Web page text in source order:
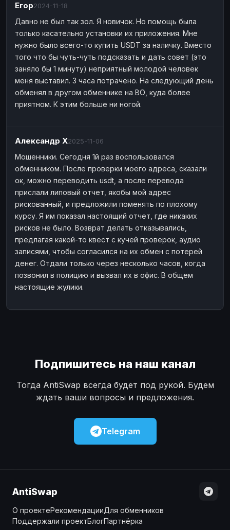
Егор2024-11-18
Давно не был так зол. Я новичок. Но помощь была
только касательно установки их приложения. Мне
нужно было всего-то купить USDT за наличку. Вместо
того что бы чуть-чуть подсказать и дать совет (это
заняло бы 1 минуту) неприятный молодой человек
меня выставил. 3 часа потрачено. На следующий день
обменял в другом обменнике на ВО, куда более
приятном. К этим больше ни ногой.
Александр Х2025-11-06
Мошенники. Сегодня 1й раз воспользовался
обменником. После проверки моего адреса, сказали
ок, можно переводить usdt, а после перевода
прислали липовый отчет, якобы мой адрес
рискованный, и предложили поменять по плохому
курсу. Я им показал настоящий отчет, где никаких
рисков не было. Возврат делать отказывались,
предлагая какой-то квест с кучей проверок, аудио
записями, чтобы согласился на их обмен с потерей
денег. Отдали только через несколько часов, когда
позвонил в полицию и вызвал их в офис. В общем
настоящие жулики.
Подпишитесь на наш канал
Тогда AntiSwap всегда будет под рукой. Будем
ждать ваши вопросы и предложения.
Telegram
AntiSwap
О проектеРекомендацииДля обменников
Поддержали проектБлогПартнёрка